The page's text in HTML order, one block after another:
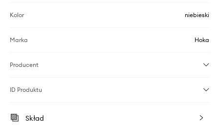
Kolor niebieski
Marka Hoka
Producent
ID Produktu
Skład